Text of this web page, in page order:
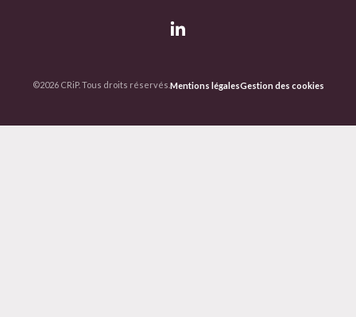
©2026 CRiP. Tous droits réservés.Mentions légalesGestion des cookies